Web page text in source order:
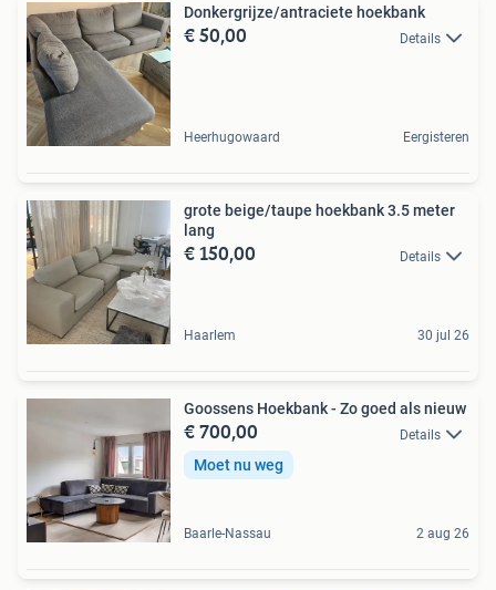
Donkergrijze/antraciete hoekbank
€ 50,00 Details
Heerhugowaard Eergisteren
grote beige/taupe hoekbank 3.5 meter
lang
€ 150,00 Details
Haarlem 30 jul 26
Goossens Hoekbank - Zo goed als nieuw
€ 700,00 Details
Moet nu weg
Baarle-Nassau 2 aug 26